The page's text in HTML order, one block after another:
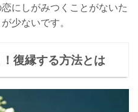
にしがみつくことがないた
少ないです。
復縁する方法とは